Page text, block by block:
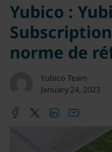
Yubico :
norme de
Yubico Team
January 24, 2023